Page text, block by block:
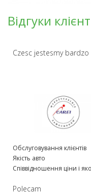
Відгуки
Czesc jestesmy
Обслуговування клієнтів
Якість авто
Співвідношення ціни і
Polecam